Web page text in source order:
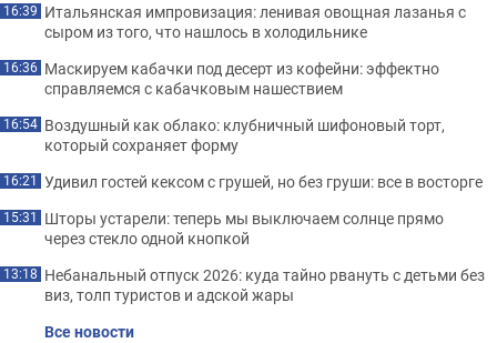
16:39 Итальянская импровизация: ленивая овощная лазанья с
сыром из того, что нашлось в холодильнике
16:36 Маскируем кабачки под десерт из кофейни: эффектно
справляемся с кабачковым нашествием
16:54 Воздушный как облако: клубничный шифоновый торт,
который сохраняет форму
16:21 Удивил гостей кексом с грушей, но без груши: все в восторге
15:31 Шторы устарели: теперь мы выключаем солнце прямо
через стекло одной кнопкой
13:18 Небанальный отпуск 2026: куда тайно рвануть с детьми без
виз, толп туристов и адской жары
Все новости